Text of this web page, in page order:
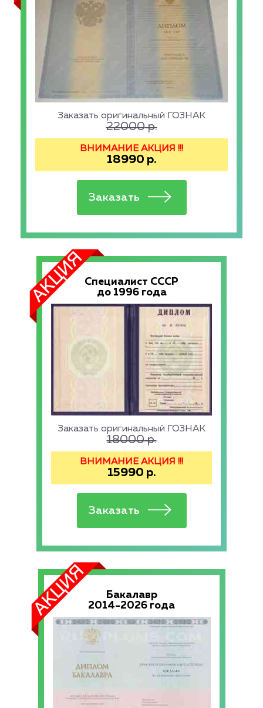
Заказать оригинальный ГОЗНАК
22000р.
ВНИМАНИЕ АКЦИЯ !!!
18990 р.
Специалист СССР
до 1996 года
Заказать оригинальный ГОЗНАК
18000р.
ВНИМАНИЕ АКЦИЯ !!!
15990 р.
Бакалавр
2014-2026 года